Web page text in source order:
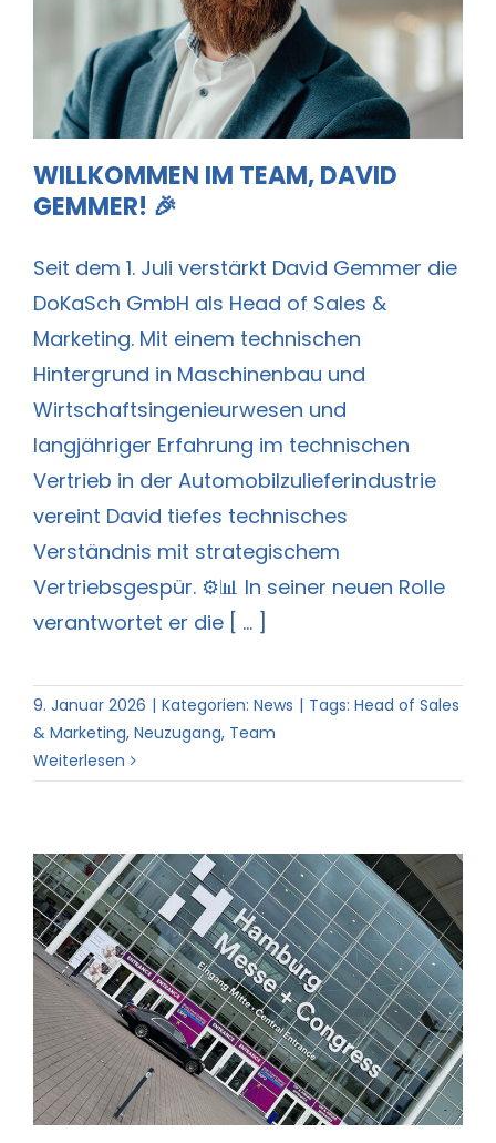
Willkommen im Team, David
Gemmer! 🎉
WILLKOMMEN IM TEAM, DAVID
GEMMER! 🎉
Seit dem 1. Juli verstärkt David Gemmer die
DoKaSch GmbH als Head of Sales &
Marketing. Mit einem technischen
Hintergrund in Maschinenbau und
Wirtschaftsingenieurwesen und
langjähriger Erfahrung im technischen
Vertrieb in der Automobilzulieferindustrie
vereint David tiefes technisches
Verständnis mit strategischem
Vertriebsgespür. ⚙️📊 In seiner neuen Rolle
verantwortet er die [ ... ]
9. Januar 2026 | Kategorien: News | Tags: Head of Sales
& Marketing, Neuzugang, Team
Weiterlesen
Aircraft Interiors Expo 2024 in
Hamburg